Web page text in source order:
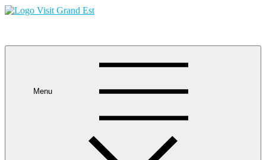
Skip
Menu